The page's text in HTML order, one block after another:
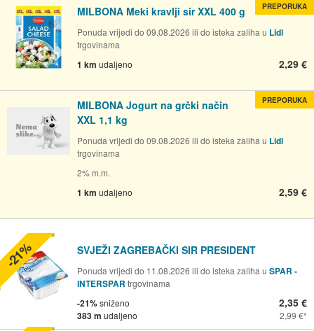
MILBONA Meki kravlji sir XXL 400 g
Ponuda vrijedi do 09.08.2026 ili do isteka zaliha u Lidl
trgovinama
1 km udaljeno 2,29 €
PREPORUKA
MILBONA Jogurt na grčki način
XXL 1,1 kg
Ponuda vrijedi do 09.08.2026 ili do isteka zaliha u Lidl
trgovinama
2% m.m.
1 km udaljeno 2,59 €
PREPORUKA
SVJEŽI ZAGREBAČKI SIR PRESIDENT
Ponuda vrijedi do 11.08.2026 ili do isteka zaliha u SPAR -
INTERSPAR trgovinama
-21%sniženo
383 m udaljeno
2,35 €
2,99 €
-21%